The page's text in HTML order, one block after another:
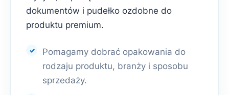
dokumentów i pudełko ozdobne do
produktu premium.
Pomagamy dobrać opakowania do
rodzaju produktu, branży i sposobu
sprzedaży.